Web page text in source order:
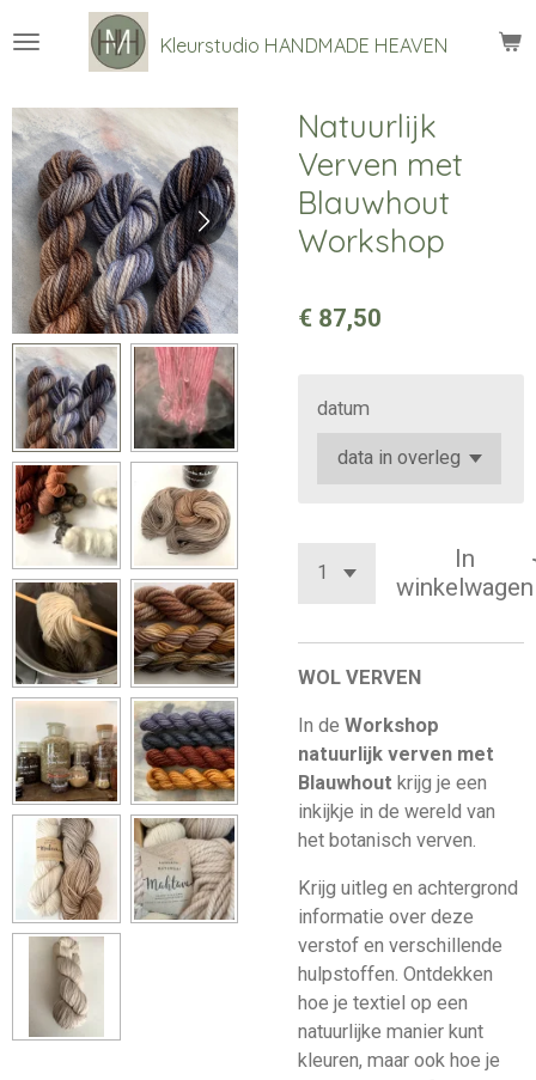
direct
de
hoofdinhoud
Kleurstudio HANDMADE HEAVEN
Natuurlijk
Verven met
Blauwhout
Workshop
€ 87,50
datum
In
winkelwagen
WOL VERVEN
In de Workshop
natuurlijk verven met
Blauwhout krijg je een
inkijkje in de wereld van
het botanisch verven.
Krijg uitleg en achtergrond
informatie over deze
verstof en verschillende
hulpstoffen. Ontdekken
hoe je textiel op een
natuurlijke manier kunt
kleuren, maar ook hoe je